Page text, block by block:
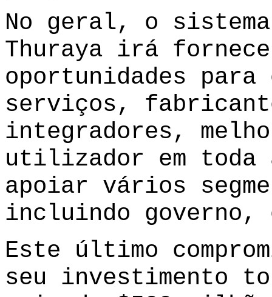
No geral, o
Thuraya irá
oportunidades
serviços,
integradores,
utilizador em
apoiar vários
incluindo governo,
Este último
seu investimento